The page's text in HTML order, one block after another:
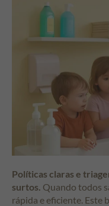
Políticas claras e
surtos. Quando todos
rápida e eficiente. Este